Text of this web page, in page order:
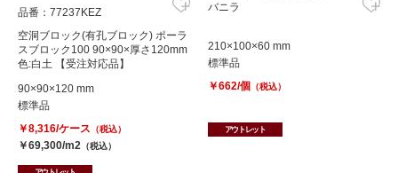
品番：77237KEZ
空洞ブロック(有孔ブロック) ポーラ
スブロック100 90×90×厚さ120mm
色:白土 【受注対応品】
90×90×120 mm
標準品
￥8,316/ケース （税込）
￥69,300/m2 （税込）
バニラ
210×100×60 mm
標準品
￥662/個
（税込）
アウトレット